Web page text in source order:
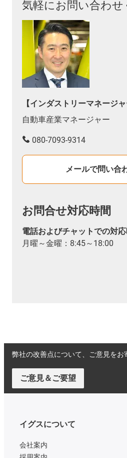
気軽にお問い合わせ
【インダストリーマネージ
自動車産業マネージャー
080-7093-9314
メールで問い合
お問合せ対応時間
電話およびチャットでの対応
月曜～金曜：8:45～18:00
弊社の改善点について、ご意見をお
ご意見＆ご要望
イグスについて
会社案内